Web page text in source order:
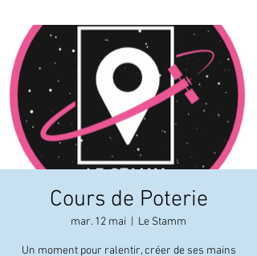
Cours de Poterie
mar. 12 mai Le Stamm
Un moment pour ralentir, créer de ses mains